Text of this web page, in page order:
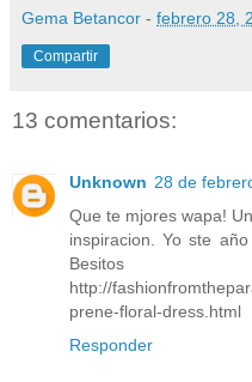
Gema Betancor - febrero 28,
Compartir
13 comentarios:
Unknown 28 de
Que te mjores wapa!
inspiracion. Yo ste
Besitos
http://
prene-floral-dress.html
Responder